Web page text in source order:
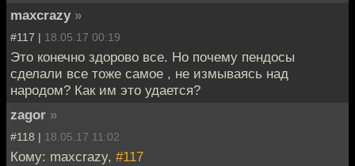
maxcrazy »
#117 | 18.05.17 00:19
Это конечно здорово все. Но почему пендосы
сделали все тоже самое , не измываясь над
народом? Как им это удается?
zagor »
#118 | 18.05.17 11:02
Кому: maxcrazy, #117